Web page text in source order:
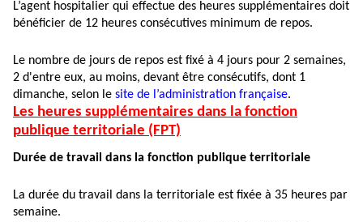
L’agent hospitalier qui effectue des heures supplémentaires doit
bénéficier de 12 heures consécutives minimum de repos.
Le nombre de jours de repos est fixé à 4 jours pour 2 semaines,
2 d'entre eux, au moins, devant être consécutifs, dont 1
dimanche, selon le site de l’administration française.
Les heures supplémentaires dans la fonction
publique territoriale (FPT)
Durée de travail dans la fonction publique territoriale
La durée du travail dans la territoriale est fixée à 35 heures par
semaine.